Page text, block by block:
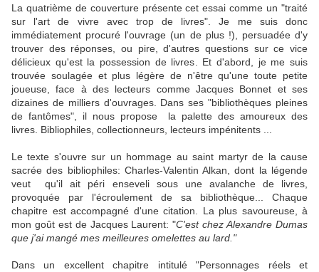
La quatrième de couverture présente cet essai comme un "traité
sur l'art de vivre avec trop de livres". Je me suis donc
immédiatement procuré l'ouvrage (un de plus !), persuadée d'y
trouver des réponses, ou pire, d'autres questions sur ce vice
délicieux qu'est la possession de livres. Et d'abord, je me suis
trouvée soulagée et plus légère de n'être qu'une toute petite
joueuse, face à des lecteurs comme Jacques Bonnet et ses
dizaines de milliers d'ouvrages. Dans ses "bibliothèques pleines
de fantômes", il nous propose la palette des amoureux des
livres. Bibliophiles, collectionneurs, lecteurs impénitents ...
Le texte s'ouvre sur un hommage au saint martyr de la cause
sacrée des bibliophiles: Charles-Valentin Alkan, dont la légende
veut qu'il ait péri enseveli sous une avalanche de livres,
provoquée par l'écroulement de sa bibliothèque... Chaque
chapitre est accompagné d'une citation. La plus savoureuse, à
mon goût est de Jacques Laurent: "C'est chez Alexandre Dumas
que j'ai mangé mes meilleures omelettes au lard."
Dans un excellent chapitre intitulé "Personnages réels et